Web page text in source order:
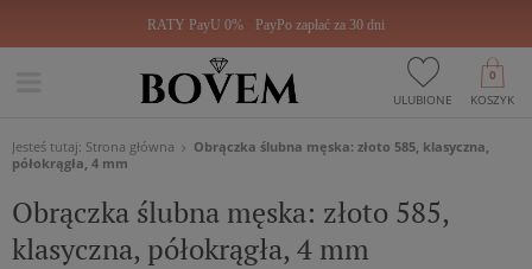
RATY PayU 0% PayPo zapłać za 30 dni
ULUBIONE KOSZYK
0
Jesteś tutaj: Strona główna
Obrączka ślubna męska: złoto 585, klasyczna,
półokrągła, 4 mm
Obrączka ślubna męska: złoto 585,
klasyczna, półokrągła, 4 mm